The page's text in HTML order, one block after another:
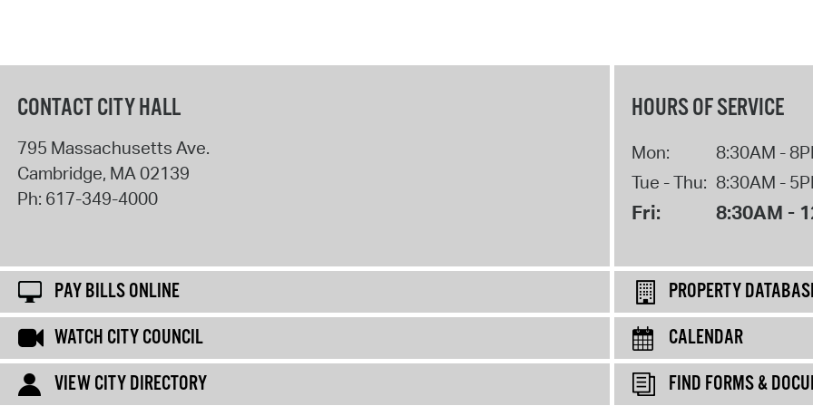
CONTACT CITY HALL
795 Massachusetts Ave.
Cambridge, MA 02139
Ph: 617-349-4000
HOURS OF SERVICE
Mon:
8:30AM -
Tue - Thu: 8:30AM -
Fri: 8:30AM -
PAY BILLS ONLINE
PROPERTY
WATCH CITY COUNCIL
CALENDAR
VIEW CITY DIRECTORY
FIND FORMS &